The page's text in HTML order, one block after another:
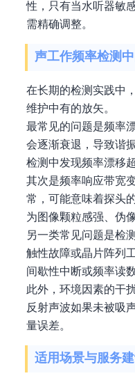
性，只有当水听器敏
需精确调整。
声工作频率检测
在长期的检测实践中
维护中有的放矢。
最常见的问题是频率
会逐渐衰退，导致谐
检测中发现频率漂移
其次是频率响应带宽
常，可能意味着探头
为图像颗粒感强、伪
另一类常见问题是检
触性故障或晶片阵列
间歇性中断或频率读
此外，环境因素的干
反射声波如果未被吸
量误差。
适用场景与服务